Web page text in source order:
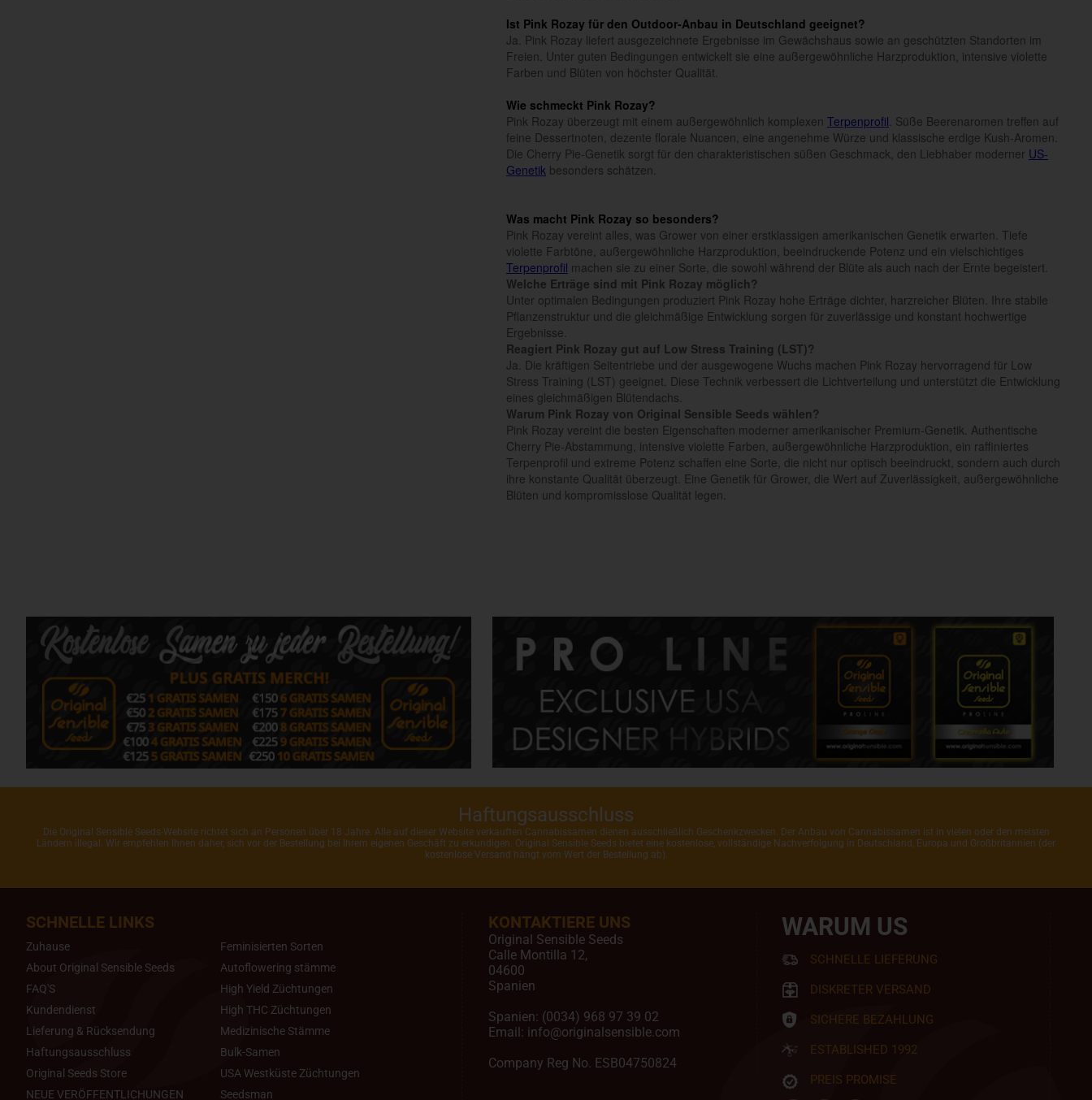
Ist Pink Rozay für den Outdoor-Anbau in Deutschland geeignet?
Ja. Pink Rozay liefert ausgezeichnete Ergebnisse im Gewächshaus sowie an geschützten Standorten im
Freien. Unter guten Bedingungen entwickelt sie eine außergewöhnliche Harzproduktion, intensive violette
Farben und Blüten von höchster Qualität.
Wie schmeckt Pink Rozay?
Pink Rozay überzeugt mit einem außergewöhnlich komplexen Terpenprofil. Süße Beerenaromen treffen auf
feine Dessertnoten, dezente florale Nuancen, eine angenehme Würze und klassische erdige Kush-Aromen.
Die Cherry Pie-Genetik sorgt für den charakteristischen süßen Geschmack, den Liebhaber moderner US-
Genetik besonders schätzen.
Was macht Pink Rozay so besonders?
Pink Rozay vereint alles, was Grower von einer erstklassigen amerikanischen Genetik erwarten. Tiefe
violette Farbtöne, außergewöhnliche Harzproduktion, beeindruckende Potenz und ein vielschichtiges
Terpenprofil machen sie zu einer Sorte, die sowohl während der Blüte als auch nach der Ernte begeistert.
Welche Erträge sind mit Pink Rozay möglich?
Unter optimalen Bedingungen produziert Pink Rozay hohe Erträge dichter, harzreicher Blüten. Ihre stabile
Pflanzenstruktur und die gleichmäßige Entwicklung sorgen für zuverlässige und konstant hochwertige
Ergebnisse.
Reagiert Pink Rozay gut auf Low Stress Training (LST)?
Ja. Die kräftigen Seitentriebe und der ausgewogene Wuchs machen Pink Rozay hervorragend für Low
Stress Training (LST) geeignet. Diese Technik verbessert die Lichtverteilung und unterstützt die Entwicklung
eines gleichmäßigen Blütendachs.
Warum Pink Rozay von Original Sensible Seeds wählen?
Pink Rozay vereint die besten Eigenschaften moderner amerikanischer Premium-Genetik. Authentische
Cherry Pie-Abstammung, intensive violette Farben, außergewöhnliche Harzproduktion, ein raffiniertes
Terpenprofil und extreme Potenz schaffen eine Sorte, die nicht nur optisch beeindruckt, sondern auch durch
ihre konstante Qualität überzeugt. Eine Genetik für Grower, die Wert auf Zuverlässigkeit, außergewöhnliche
Blüten und kompromisslose Qualität legen.
Haftungsausschluss
Die Original Sensible Seeds-Website richtet sich an Personen über 18 Jahre. Alle auf dieser Website verkauften Cannabissamen dienen ausschließlich Geschenkzwecken. Der Anbau von Cannabissamen ist in vielen oder den meisten
Ländern illegal. Wir empfehlen Ihnen daher, sich vor der Bestellung bei Ihrem eigenen Geschäft zu erkundigen. Original Sensible Seeds bietet eine kostenlose, vollständige Nachverfolgung in Deutschland, Europa und Großbritannien (der
kostenlose Versand hängt vom Wert der Bestellung ab).
SCHNELLE LINKS
Zuhause
About Original Sensible Seeds
FAQ'S
Kundendienst
Lieferung & Rücksendung
Haftungsausschluss
Original Seeds Store
NEUE VERÖFFENTLICHUNGEN
Feminisierten Sorten
Autoflowering stämme
High Yield Züchtungen
High THC Züchtungen
Medizinische Stämme
Bulk-Samen
USA Westküste Züchtungen
Seedsman
KONTAKTIERE UNS
Original Sensible Seeds
Calle Montilla 12,
04600
Spanien
Spanien: (0034) 968 97 39 02
Email: info@originalsensible.com
Company Reg No. ESB04750824
WARUM US
SCHNELLE LIEFERUNG
DISKRETER VERSAND
SICHERE BEZAHLUNG
ESTABLISHED 1992
PREIS PROMISE